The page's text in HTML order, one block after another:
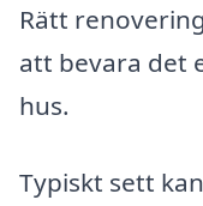
Rätt
att bevara det
hus.
Typiskt sett